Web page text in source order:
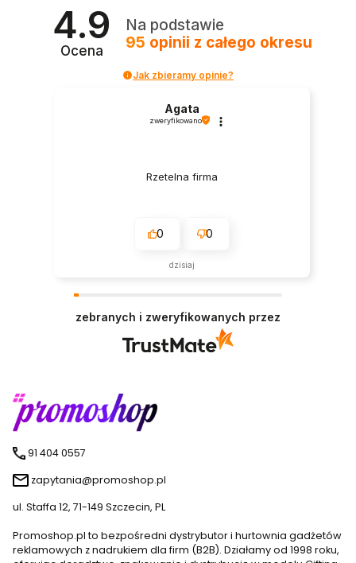
4.9
Ocena
Na podstawie
95 opinii z całego okresu
Jak zbieramy opinie?
Agata
zweryfikowano
Rzetelna firma
0 0
dzisiaj
zebranych i zweryfikowanych przez
91 404 0557
zapytania@promoshop.pl
ul. Staffa 12, 71-149 Szczecin, PL
Promoshop.pl to bezpośredni dystrybutor i hurtownia gadżetów
reklamowych z nadrukiem dla firm (B2B). Działamy od 1998 roku,